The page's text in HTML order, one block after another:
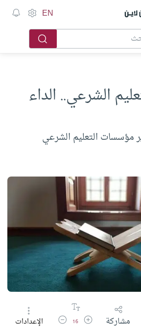
لاين EN
الشرعي.. الداء
مؤسسات التعليم الشرعي
مشاركة زيادة حجم الخط
16 تقليل حجم الخط
الإعدادات